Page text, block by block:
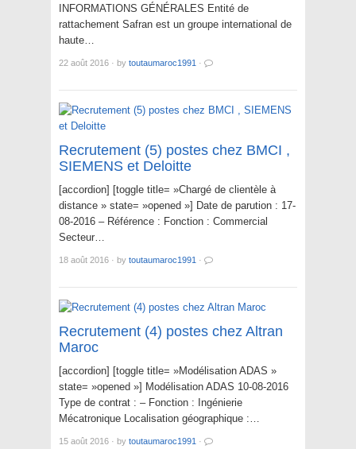
INFORMATIONS GÉNÉRALES Entité de
rattachement Safran est un groupe international de
haute…
22 août 2016 · by toutaumaroc1991 ·
Recrutement (5) postes chez BMCI ,
SIEMENS et Deloitte
[accordion] [toggle title= »Chargé de clientèle à
distance » state= »opened »] Date de parution : 17-
08-2016 – Référence : Fonction : Commercial
Secteur…
18 août 2016 · by toutaumaroc1991 ·
Recrutement (4) postes chez Altran
Maroc
[accordion] [toggle title= »Modélisation ADAS »
state= »opened »] Modélisation ADAS 10-08-2016
Type de contrat : – Fonction : Ingénierie
Mécatronique Localisation géographique :…
15 août 2016 · by toutaumaroc1991 ·